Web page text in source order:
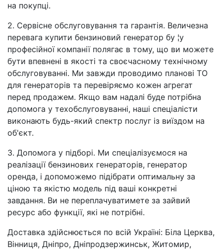
на покупці.
2. Сервісне обслуговування та гарантія. Величезна
перевага купити бензиновий генератор бу ¦у
професійної компанії полягає в тому, що ви можете
бути впевнені в якості та своєчасному технічному
обслуговуванні. Ми завжди проводимо планові ТО
для генераторів та перевіряємо кожен агрегат
перед продажем. Якщо вам надалі буде потрібна
допомога у техобслуговуванні, наші спеціалісти
виконають будь-який спектр послуг із виїздом на
об'єкт.
3. Допомога у підборі. Ми спеціалізуємося на
реалізації бензинових генераторів, генератор
оренда, і допоможемо підібрати оптимальну за
ціною та якістю модель під ваші конкретні
завдання. Ви не переплачуватимете за зайвий
ресурс або функції, які не потрібні.
Доставка здійснюється по всій Україні: Біла Церква,
Вінниця, Дніпро, Дніпродзержинськ, Житомир,